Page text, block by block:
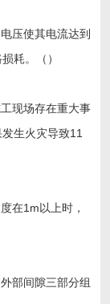
压使其电流达到
耗。（）
现场存在重大事
生火灾导致11
在1m以上时，
部间隙三部分组